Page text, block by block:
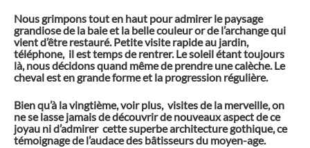
Nous grimpons tout en haut pour admirer le paysage
grandiose de la baie et la belle couleur or de l’archange qui
vient d’être restauré. Petite visite rapide au jardin,
téléphone, il est temps de rentrer. Le soleil étant toujours
là, nous décidons quand même de prendre une calèche. Le
cheval est en grande forme et la progression régulière.
Bien qu’à la vingtième, voir plus, visites de la merveille, on
ne se lasse jamais de découvrir de nouveaux aspect de ce
joyau ni d’admirer cette superbe architecture gothique, ce
témoignage de l’audace des bâtisseurs du moyen-age.